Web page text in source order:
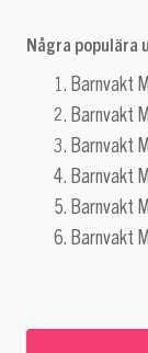
Några populära
Barnvakt
Barnvakt
Barnvakt
Barnvakt
Barnvakt
Barnvakt